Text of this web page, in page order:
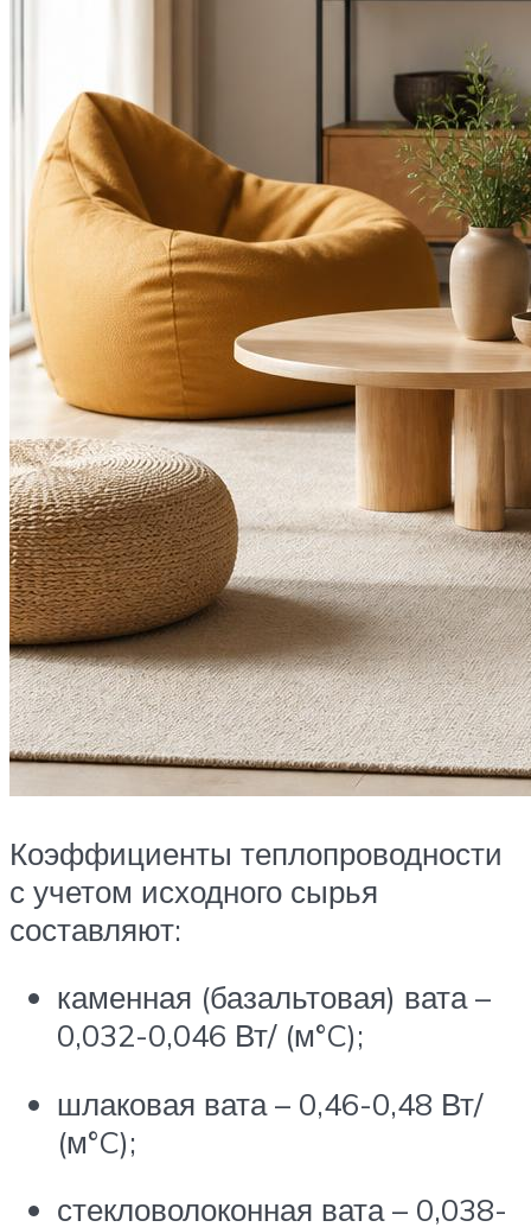
Коэффициенты теплопроводности
с учетом исходного сырья
составляют:
каменная (базальтовая) вата –
0,032-0,046 Вт/ (м°C);
шлаковая вата – 0,46-0,48 Вт/
(м°C);
стекловолоконная вата – 0,038-